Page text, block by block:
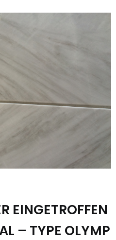
EINGETROFFEN
– TYPE OLYMP